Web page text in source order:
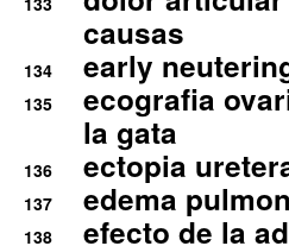
causas
134 early
135
ecografia
la gata
136 ectopia
137 edema
138
efecto de la